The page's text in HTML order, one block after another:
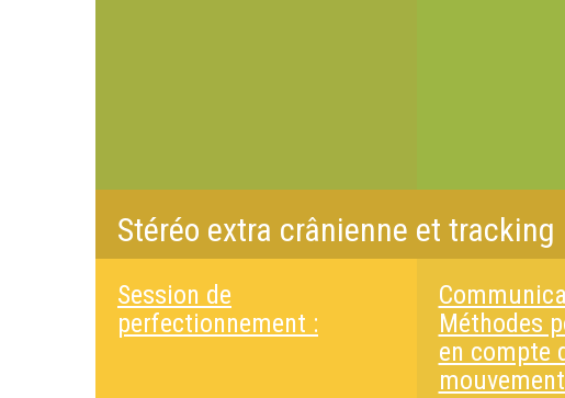
Stéréo extra crânienne et tracking
Session de
perfectionnement :
Méthodes
en compte